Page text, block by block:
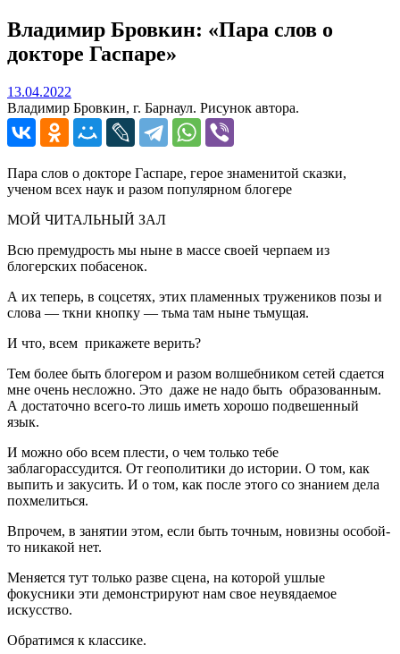
Владимир Бровкин: «Пара слов о
докторе Гаспаре»
13.04.2022
Владимир Бровкин, г. Барнаул. Рисунок автора.
Пара слов о докторе Гаспаре, герое знаменитой сказки,
ученом всех наук и разом популярном блогере
МОЙ ЧИТАЛЬНЫЙ ЗАЛ
Всю премудрость мы ныне в массе своей черпаем из
блогерских побасенок.
А их теперь, в соцсетях, этих пламенных тружеников позы и
слова — ткни кнопку — тьма там ныне тьмущая.
И что, всем прикажете верить?
Тем более быть блогером и разом волшебником сетей сдается
мне очень несложно. Это даже не надо быть образованным.
А достаточно всего-то лишь иметь хорошо подвешенный
язык.
И можно обо всем плести, о чем только тебе
заблагорассудится. От геополитики до истории. О том, как
выпить и закусить. И о том, как после этого со знанием дела
похмелиться.
Впрочем, в занятии этом, если быть точным, новизны особой-
то никакой нет.
Меняется тут только разве сцена, на которой ушлые
фокусники эти демонстрируют нам свое неувядаемое
искусство.
Обратимся к классике.